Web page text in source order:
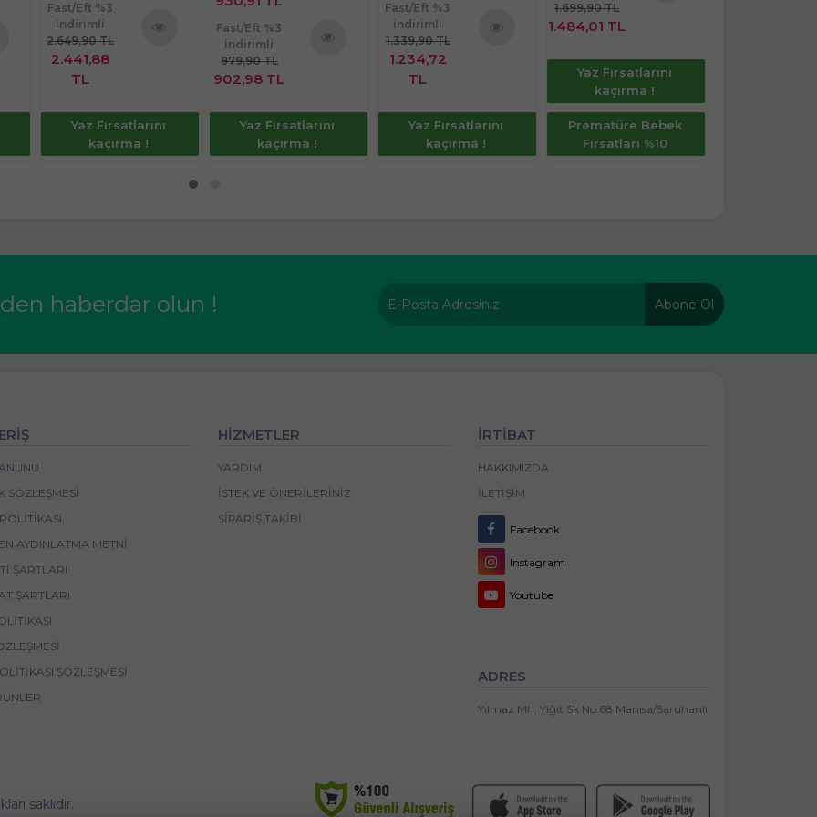
Fast/Eft %3
indirimli
2.649,90 TL
2.441,88
TL
Yaz Fırsatlarını
kaçırma !
Fast/Eft %3
indirimli
979,90 TL
902,98 TL
Yaz Fırsatlarını
kaçırma !
Fast/Eft %3
indirimli
1.339,90 TL
1.234,72
TL
Yaz Fırsatlarını
kaçırma !
1.699,90 TL
1.484,01 TL
Yaz Fırsatlarını
kaçırma !
Prematüre Bebek
Fırsatları %10
haberdar olun ! Abone Ol
SÖZLEŞMESI
AYDINLATMA METNI
ŞARTLARI
ŞARTLARI
SÖZLEŞMESI
HİZMETLER
YARDIM
İSTEK VE ÖNERILERINIZ
SIPARIŞ TAKIBI
İRTİBAT
HAKKIMIZDA
İLETIŞIM
Facebook
Instagram
Youtube
ADRES
Yılmaz Mh. Yiğit Sk No:68 Manisa/Saruhanlı
saklıdır.